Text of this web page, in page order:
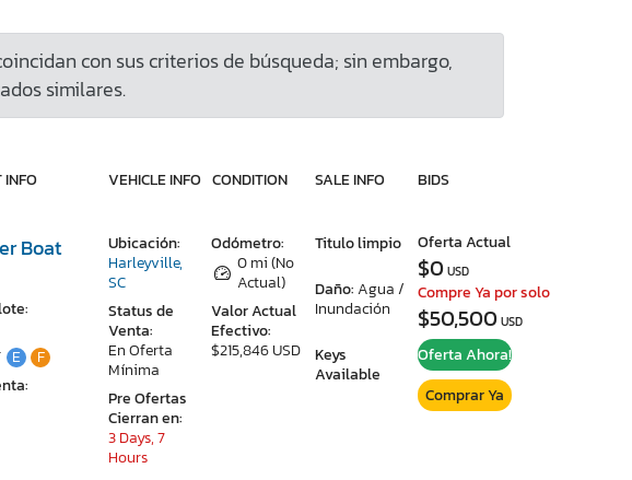
con sus criterios de búsqueda; sin embargo,
similares.
INFO VEHICLE INFO CONDITION SALE INFO BIDS
Boat
E
F
Odómetro:
0 mi (No
Actual)
Valor Actual
Efectivo:
$215,846 USD
Titulo limpio
Daño:Agua /
Inundación
Keys
Available
Ubicación:
Harleyville,
SC
Status de
Venta:
En Oferta
Mínima
Pre Ofertas
Cierran en:
3 Days, 7
Hours
Oferta Actual
$0USD
Compre Ya por solo
$50,500USD
Oferta Ahora!
Comprar Ya